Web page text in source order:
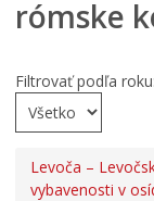
PROJEKTY
Tlačivá a agendy
Oznamy
rómske
Filtrovať podľa roku:
Levoča –
vybavenosti v